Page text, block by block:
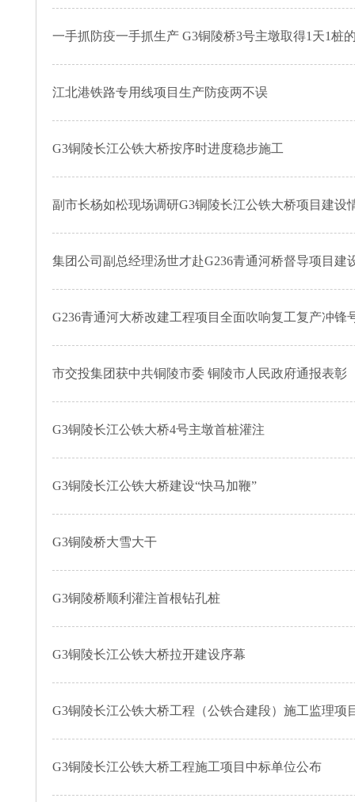
一手抓防疫一手抓生产 G3铜陵桥3号主墩取得1天1桩
江北港铁路专用线项目生产防疫两不误
G3铜陵长江公铁大桥按序时进度稳步施工
副市长杨如松现场调研G3铜陵长江公铁大桥项目建设
集团公司副总经理汤世才赴G236青通河桥督导项目建
G236青通河大桥改建工程项目全面吹响复工复产冲锋
市交投集团获中共铜陵市委 铜陵市人民政府通报表彰
G3铜陵长江公铁大桥4号主墩首桩灌注
G3铜陵长江公铁大桥建设“快马加鞭”
G3铜陵桥大雪大干
G3铜陵桥顺利灌注首根钻孔桩
G3铜陵长江公铁大桥拉开建设序幕
G3铜陵长江公铁大桥工程（公铁合建段）施工监理项
G3铜陵长江公铁大桥工程施工项目中标单位公布